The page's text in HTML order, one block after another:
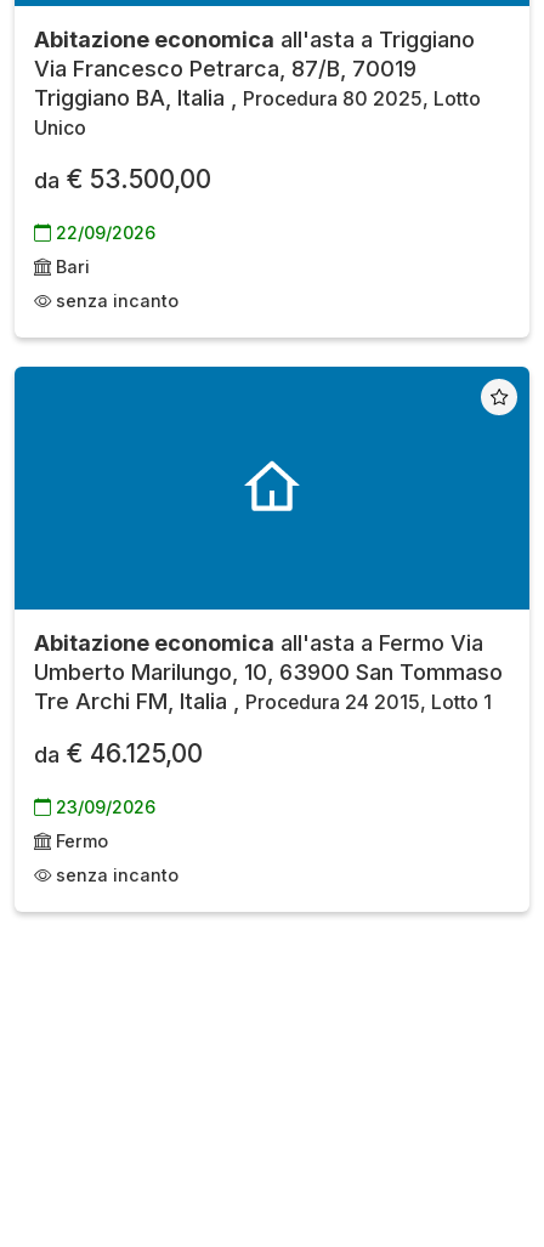
Abitazione economica all'asta a Triggiano
Via Francesco Petrarca, 87/B, 70019
Triggiano BA, Italia ,
Procedura 80 2025, Lotto
Unico
da € 53.500,00
22/09/2026
Bari
senza incanto
Abitazione economica all'asta a Fermo Via
Umberto Marilungo, 10, 63900 San Tommaso
Tre Archi FM, Italia ,
Procedura 24 2015, Lotto 1
da € 46.125,00
23/09/2026
Fermo
senza incanto